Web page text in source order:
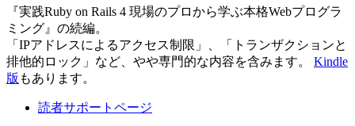
『実践Ruby on Rails 4 現場のプロから学ぶ本格Webプログラ
ミング』の続編。
「IPアドレスによるアクセス制限」、「トランザクションと
排他的ロック」など、やや専門的な内容を含みます。 Kindle
版 もあります。
読者サポートページ